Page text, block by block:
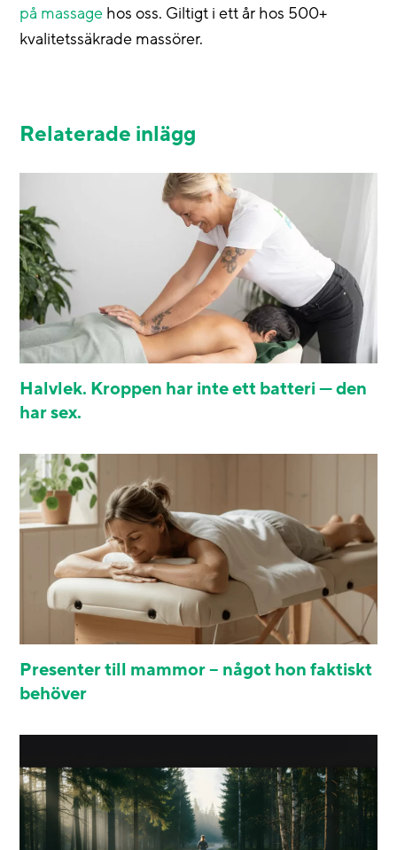
på massage hos oss. Giltigt i ett år hos 500+
kvalitetssäkrade massörer.
Relaterade inlägg
Halvlek. Kroppen har inte ett batteri — den
har sex.
Presenter till mammor – något hon faktiskt
behöver